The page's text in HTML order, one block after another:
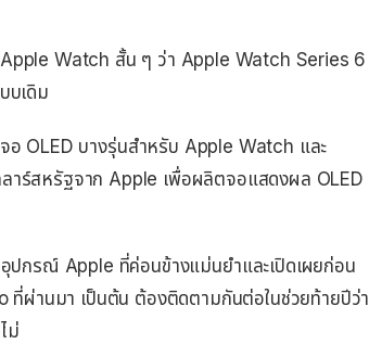
Watch สั้น ๆ ว่า Apple Watch Series 6
บเดิม
OLED บางรุ่นสำหรับ Apple Watch และ
าร์สหรัฐจาก Apple เพื่อผลิตจอแสดงผล OLED
ปกรณ์ Apple ที่ค่อนข้างแม่นยำและเปิดเผยก่อน
ที่ผ่านมา เป็นต้น ต้องติดตามกันต่อในช่วยท้ายปีว่า
ม่